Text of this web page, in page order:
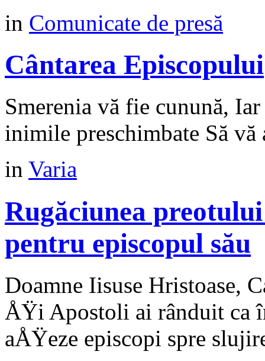
in Comunicate de presă
Cântarea Episcopului
Smerenia vă fie cunună,
inimile preschimbate Să
in Varia
Rugăciunea
pentru episcopul său
Doamne Iisuse Hristoase,
ÅŸi Apostoli ai rânduit ca
aÅŸeze episcopi spre